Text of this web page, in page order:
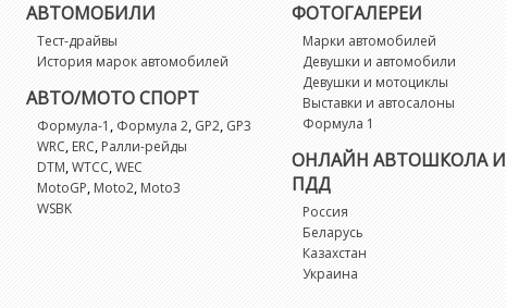
АВТОМОБИЛИ
Тест-драйвы
История марок автомобилей
АВТО/МОТО СПОРТ
Формула-1 , Формула 2, GP2, GP3
WRC,ERC,Ралли-рейды
DTM,WTCC,WEC
MotoGP,Moto2,Moto3
WSBK
ФОТОГАЛЕРЕИ
Марки автомобилей
Девушки и автомобили
Девушки и мотоциклы
Выставки и автосалоны
Формула 1
ОНЛАЙН АВТОШКОЛА И
ПДД
Россия
Беларусь
Казахстан
Украина